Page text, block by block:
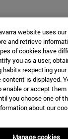
website uses
and retrieve
of cookies have
you as a user,
habits respecting your
content is displayed.
or accept them
you choose one of
about our
Manage cookies